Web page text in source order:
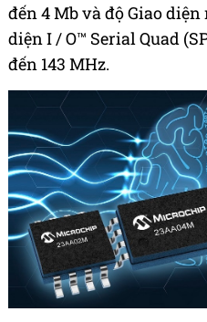
đến 4 Mb và độ Giao
diện I / O™ Serial Quad
đến 143 MHz.